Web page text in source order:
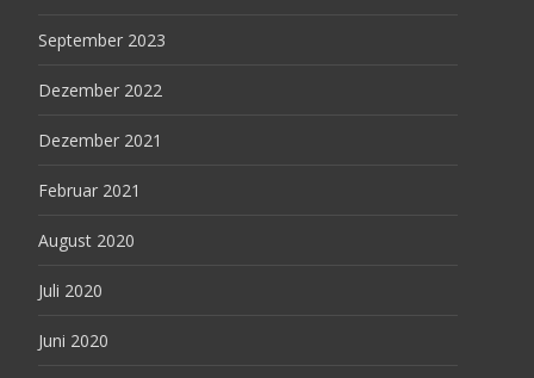
September 2023
Dezember 2022
Dezember 2021
Februar 2021
August 2020
Juli 2020
Juni 2020